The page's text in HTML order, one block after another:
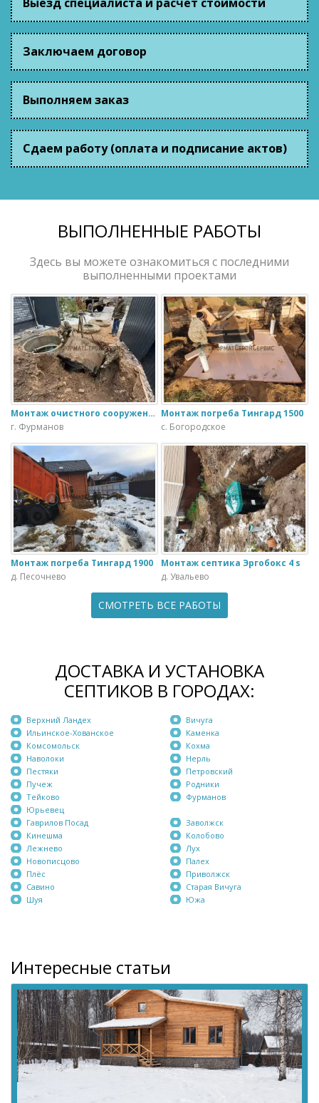
Заключаем договор
Выполняем заказ
Сдаем работу (оплата и подписание актов)
ВЫПОЛНЕННЫЕ РАБОТЫ
Здесь вы можете ознакомиться с последними
выполненными проектами
Монтаж очистного сооружения Тверь - 1.1ПН в загородном доме
г. Фурманов
Монтаж погреба Тингард 1500
с. Богородское
Монтаж погреба Тингард 1900
д. Песочнево
Монтаж септика Эргобокс 4 s
д. Увальево
СМОТРЕТЬ ВСЕ РАБОТЫ
ДОСТАВКА И УСТАНОВКА
СЕПТИКОВ В ГОРОДАХ:
Верхний Ландех
Ильинское-Хованское
Комсомольск
Наволоки
Пестяки
Пучеж
Тейково
Юрьевец
Вичуга
Каменка
Кохма
Нерль
Петровский
Родники
Фурманов
Гаврилов Посад
Кинешма
Лежнево
Новописцово
Плёс
Савино
Шуя
Заволжск
Колобово
Лух
Палех
Приволжск
Старая Вичуга
Южа
Интересные статьи